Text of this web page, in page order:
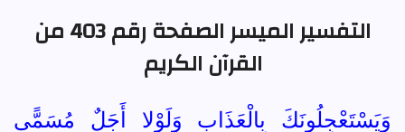
التفسير الميسر الصفحة رقم 403 من
القرآن الكريم
وَيَسْتَعْجِلُونَكَ بِالْعَذَابِ وَلَوْلا أَجَلٌ مُسَمًّى